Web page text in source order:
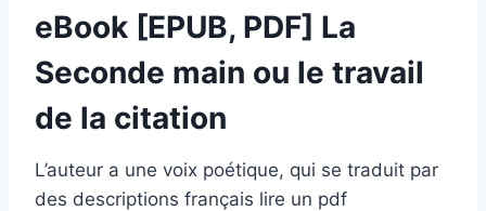
eBook [EPUB, PDF] La
Seconde main ou le travail
de la citation
L’auteur a une voix poétique, qui se traduit par
des descriptions français lire un pdf